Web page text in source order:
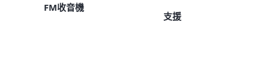
FM收音機
支援